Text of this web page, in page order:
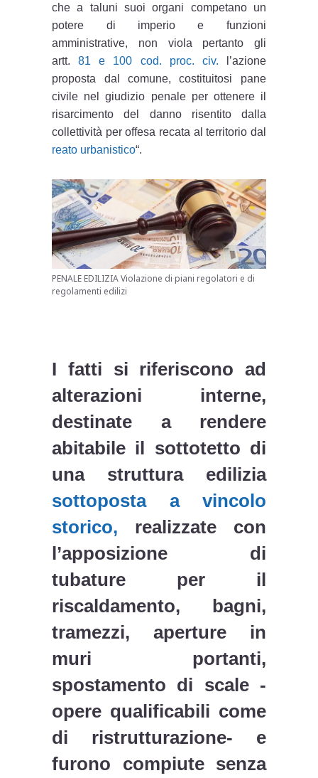
che a taluni suoi organi competano un
potere di imperio e funzioni
amministrative, non viola pertanto gli
artt.81 e 100 cod. proc. civ. l’azione
proposta dal comune, costituitosi pane
civile nel giudizio penale per ottenere il
risarcimento del danno risentito dalla
collettività per offesa recata al territorio dal
reato urbanistico“.
PENALE EDILIZIA Violazione di piani regolatori e di
regolamenti edilizi
I fatti si riferiscono ad
alterazioni interne,
destinate a rendere
abitabile il sottotetto di
una struttura edilizia
sottoposta a vincolo
storico, realizzate con
l’apposizione di
tubature per il
riscaldamento, bagni,
tramezzi, aperture in
muri portanti,
spostamento di scale -
opere qualificabili come
di ristrutturazione- e
furono compiute senza